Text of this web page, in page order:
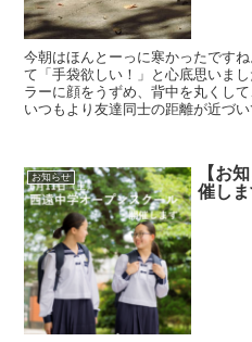
今朝はほんとーっに寒かったです
て「手袋欲しい！」と心底思いま
ラーに顔をうずめ、背中を丸くし
いつもより友達同士の距離が近づ
お知らせ
【お
催しま